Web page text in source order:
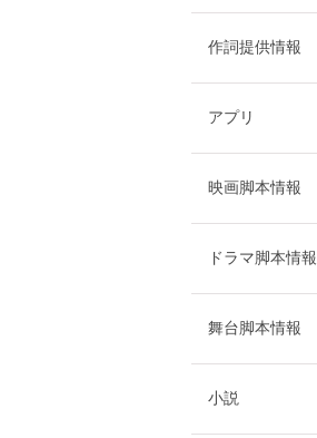
作詞提供情報
アプリ
映画脚本情報
ドラマ脚本情報
舞台脚本情報
小説